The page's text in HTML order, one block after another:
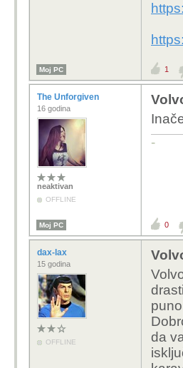
Moj PC 1
The Unforgiven
16 godina
neaktivan
OFFLINE
-
Moj PC 0
dax-lax
15 godina
OFFLINE
da